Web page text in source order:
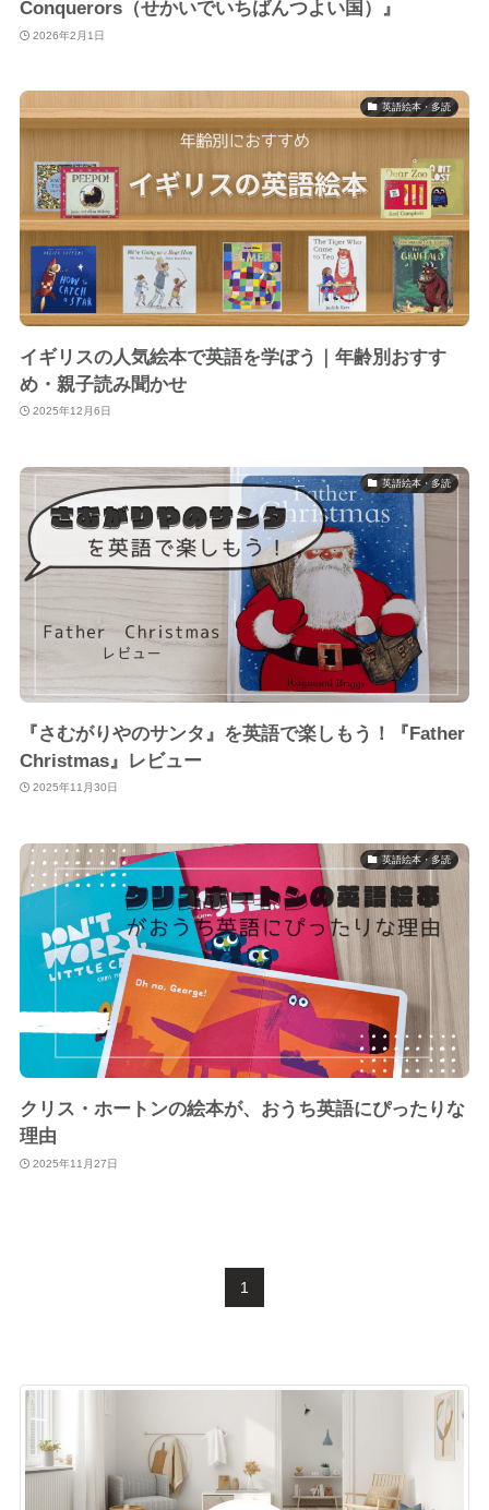
Conquerors（せかいでいちばんつよい国）』
2026年2月1日
英語絵本・多読
イギリスの人気絵本で英語を学ぼう｜年齢別おすす
め・親子読み聞かせ
2025年12月6日
英語絵本・多読
『さむがりやのサンタ』を英語で楽しもう！『Father
Christmas』レビュー
2025年11月30日
英語絵本・多読
クリス・ホートンの絵本が、おうち英語にぴったりな
理由
2025年11月27日
1